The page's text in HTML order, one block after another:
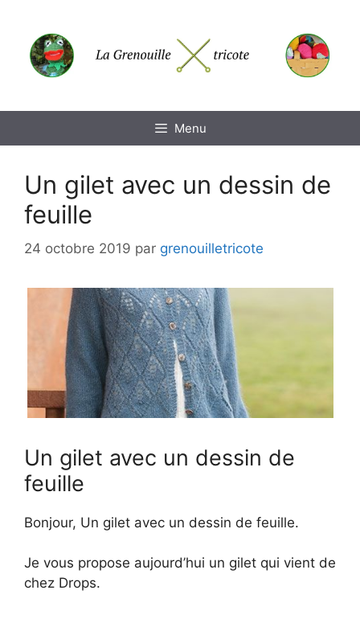
contenu
Menu
Un gilet avec un dessin de
feuille
24 octobre 2019 par grenouilletricote
Un gilet avec un dessin de
feuille
Bonjour, Un gilet avec un dessin de feuille.
Je vous propose aujourd’hui un gilet qui vient de
chez Drops.